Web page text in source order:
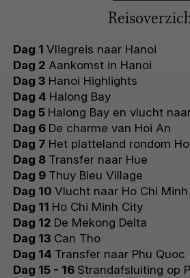
Dag 1 Vliegreis naar Hanoi
Dag 2 Aankomst in Hanoi
Dag 3 Hanoi Highlights
Dag 4 Halong Bay
Dag 5 Halong Bay en vlucht
Dag 6 De charme van Hoi An
Dag 7 Het platteland rondom
Dag 8 Transfer naar Hue
Dag 9 Thuy Bieu Village
Dag 10 Vlucht naar Ho Chi
Dag 11 Ho Chi Minh City
Dag 12 De Mekong Delta
Dag 13 Can Tho
Dag 14 Transfer naar Phu Quoc
Dag 15 - 16 Strandafsluiting op